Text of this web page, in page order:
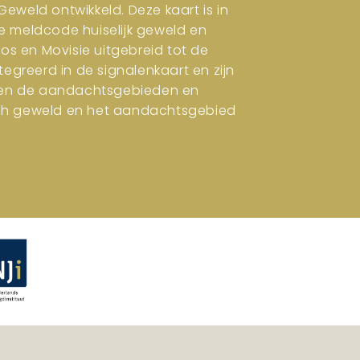
ontwikkeld. Deze kaart is in
meldcode huiselijk geweld en
en Movisie uitgebreid tot de
in de signalenkaart en zijn
de aandachtsgebieden en
geweld en het aandachtsgebied